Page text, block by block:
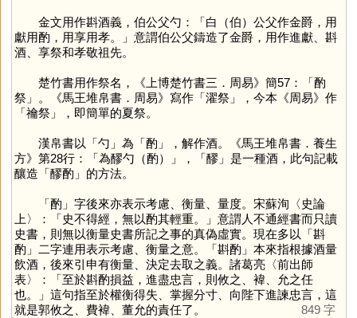
金文用作斟酒義，伯公父勺：「白（伯）公父作金爵，用
獻用酌，用享用孝。」意謂伯公父鑄造了金爵，用作進獻、斟
酒、享祭和孝敬祖先。
楚竹書用作祭名，《上博楚竹書三．周易》簡57：「酌
祭」。《馬王堆帛書．周易》寫作「濯祭」，今本《周易》作
「禴祭」，即簡單的夏祭。
漢帛書以「勺 」為「酌 」，解作酒。《馬王堆帛書．養生
方》第28行：「為醪勺（酌）」，「醪」是一種酒，此句記載
釀造「醪酌」的方法。
「酌 」字後來亦表示考慮、衡量、量度。宋蘇洵〈史論
上〉：「史不得經，無以酌其輕重。」意謂人不通經書而只讀
史書，則無以衡量史書所記之事的真偽虛實。現在多以「斟
酌」二字連用表示考慮、衡量之意。「斟酌」本來指根據酒量
飲酒，後來引申有衡量、決定去取之義。諸葛亮〈前出師
表〉：「至於斟酌損益，進盡忠言，則攸之、褘、允之任
也。」這句指至於權衡得失、掌握分寸、向陛下進諫忠言，這
就是郭攸之、費褘、董允的責任了。
849 字